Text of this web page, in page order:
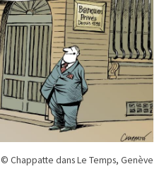
© Chappatte dans Le Temps, Genève